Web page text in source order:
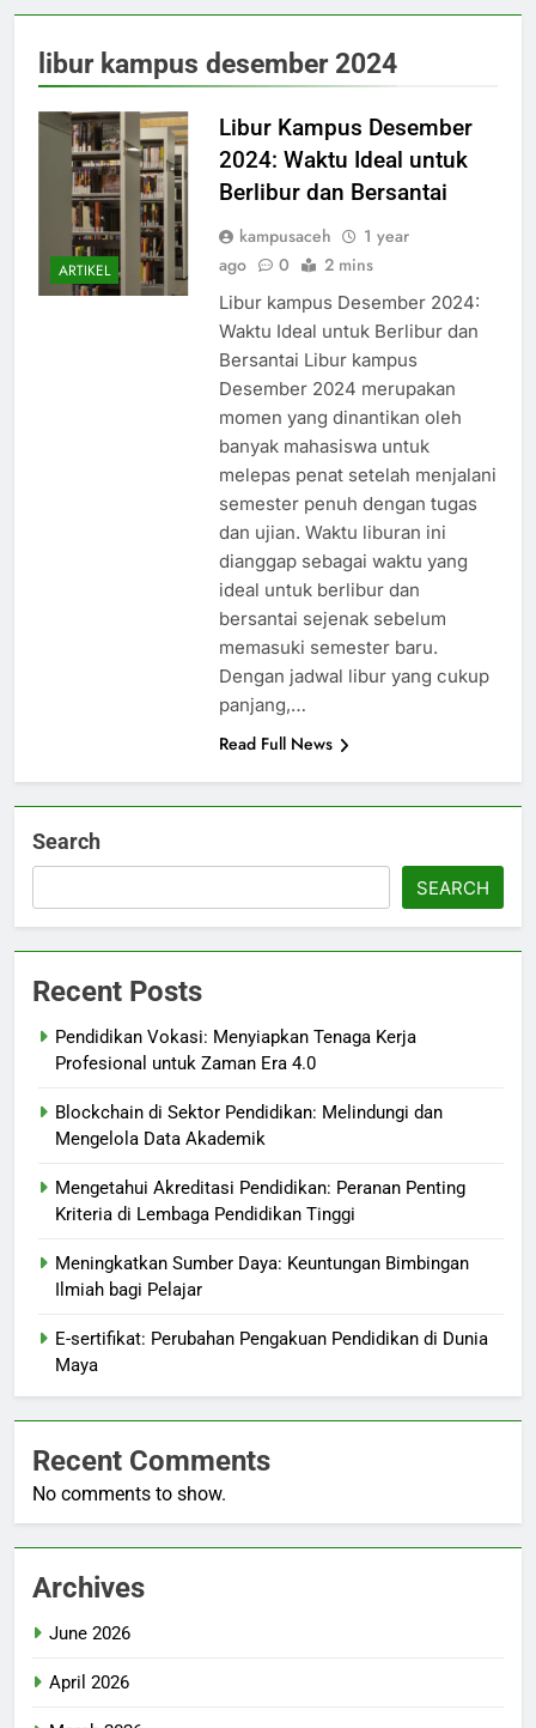
libur kampus desember 2024
ARTIKEL
Libur Kampus Desember
2024: Waktu Ideal untuk
Berlibur dan Bersantai
kampusaceh
1 year
ago
0 2 mins
Libur kampus Desember 2024:
Waktu Ideal untuk Berlibur dan
Bersantai Libur kampus
Desember 2024 merupakan
momen yang dinantikan oleh
banyak mahasiswa untuk
melepas penat setelah menjalani
semester penuh dengan tugas
dan ujian. Waktu liburan ini
dianggap sebagai waktu yang
ideal untuk berlibur dan
bersantai sejenak sebelum
memasuki semester baru.
Dengan jadwal libur yang cukup
panjang,…
Read Full News
Search
SEARCH
Recent Posts
Pendidikan Vokasi: Menyiapkan Tenaga Kerja
Profesional untuk Zaman Era 4.0
Blockchain di Sektor Pendidikan: Melindungi dan
Mengelola Data Akademik
Mengetahui Akreditasi Pendidikan: Peranan Penting
Kriteria di Lembaga Pendidikan Tinggi
Meningkatkan Sumber Daya: Keuntungan Bimbingan
Ilmiah bagi Pelajar
E-sertifikat: Perubahan Pengakuan Pendidikan di Dunia
Maya
Recent Comments
No comments to show.
Archives
June 2026
April 2026